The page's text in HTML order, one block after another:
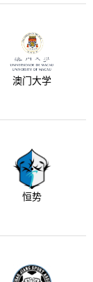
澳门大学
恒势